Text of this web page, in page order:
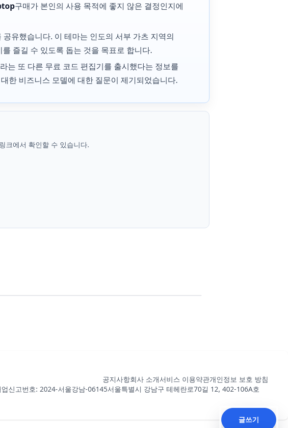
구매가 본인의 사용 목적에 좋지 않은 결정인지에
유했습니다. 이 테마는 인도의 서부 가츠 지역의
즐길 수 있도록 돕는 것을 목표로 합니다.
는 또 다른 무료 코드 편집기를 출시했다는 정보를
한 비즈니스 모델에 대한 질문이 제기되었습니다.
크에서 확인할 수 있습니다.
공지사항회사 소개서비스 이용약관개인정보 보호 방침
업신고번호: 2024-서울강남-06145서울특별시 강남구 테헤란로70길 12, 402-106A호
글쓰기